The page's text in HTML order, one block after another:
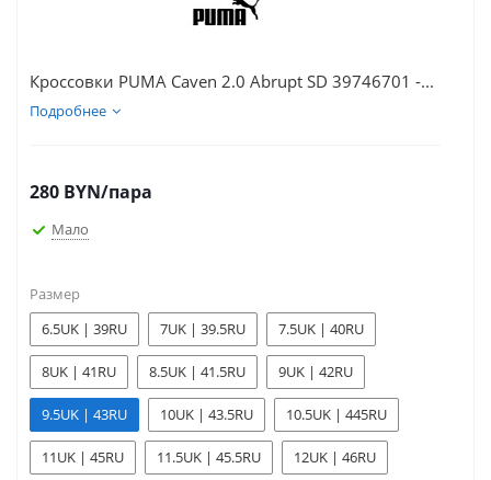
Кроссовки PUMA Caven 2.0 Abrupt SD 39746701 -...
Подробнее
280 BYN/пара
Мало
Размер
6.5UK | 39RU
7UK | 39.5RU 7.5UK | 40RU
8UK | 41RU 8.5UK | 41.5RU 9UK | 42RU
9.5UK | 43RU 10UK | 43.5RU 10.5UK | 445RU
11UK | 45RU 11.5UK | 45.5RU 12UK | 46RU